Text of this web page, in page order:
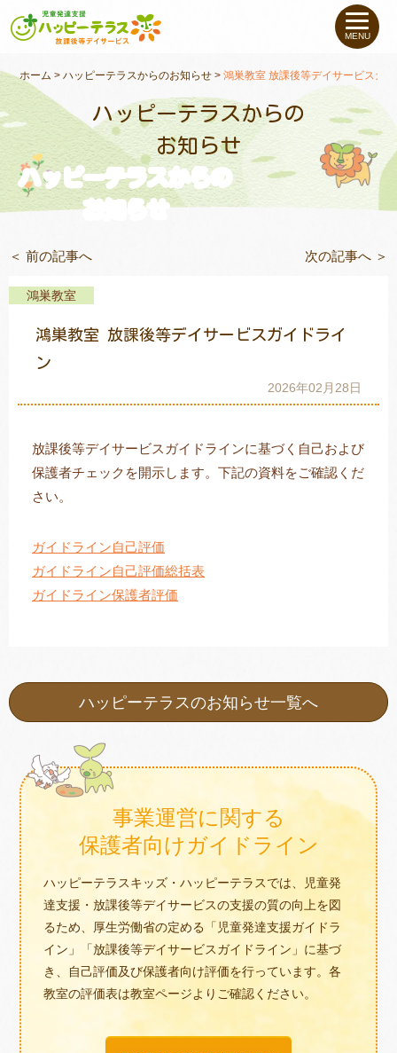
私たちについて
未就学のお子さま（０〜６才）
小学生〜高校生の お子さま
支援事例
教室一覧
トレキング DIDIM
MENU
ホーム >ハッピーテラスからのお知らせ >鴻巣教室 放課後等デイサービスガ
ハッピーテラスからの
お知らせ
ハッピーテラスからの
お知らせ
＜ 前の記事へ 次の記事へ ＞
鴻巣教室
鴻巣教室 放課後等デイサービスガイドライ
ン
2026年02月28日
放課後等デイサービスガイドラインに基づく自己および
保護者チェックを開示します。下記の資料をご確認くだ
さい。
ガイドライン自己評価
ガイドライン自己評価総括表
ガイドライン保護者評価
ハッピーテラスのお知らせ一覧へ
事業運営に関する
保護者向けガイドライン
ハッピーテラスキッズ・ハッピーテラスでは、児童発
達支援・放課後等デイサービスの支援の質の向上を図
るため、厚生労働省の定める「児童発達支援ガイドラ
イン」「放課後等デイサービスガイドライン」に基づ
き、自己評価及び保護者向け評価を行っています。各
教室の評価表は教室ページよりご確認ください。